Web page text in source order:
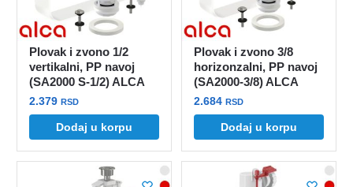
Plovak i zvono 1/2
vertikalni, PP navoj
(SA2000 S-1/2) ALCA
2.379RSD
Dodaj u korpu
Plovak i zvono 3/8
horizonzalni, PP navoj
(SA2000-3/8) ALCA
2.684RSD
Dodaj u korpu